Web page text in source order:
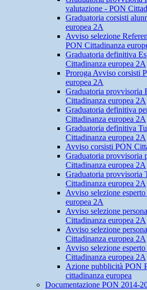
valutazione - PON
Graduatoria corsisti
europea 2A
Avviso selezione
PON Cittadinanza
Graduatoria definitiva
Cittadinanza europea 2A
Proroga Avviso corsisti
europea 2A
Graduatoria provvisoria
Cittadinanza europea 2A
Graduatoria definitiva
Cittadinanza europea 2A
Graduatoria definitiva
Cittadinanza europea 2A
Avviso corsisti PON
Graduatoria provvisoria
Cittadinanza europea 2A
Graduatoria provvisoria
Cittadinanza europea 2A
Avviso selezione
europea 2A
Avviso selezione
Cittadinanza europea 2A
Avviso selezione
Cittadinanza europea 2A
Avviso selezione
Cittadinanza europea 2A
Azione pubblicità PON
cittadinanza europea
Documentazione PON 2014-